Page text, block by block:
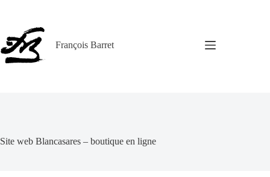
François Barret
Site web Blancasares – boutique en ligne